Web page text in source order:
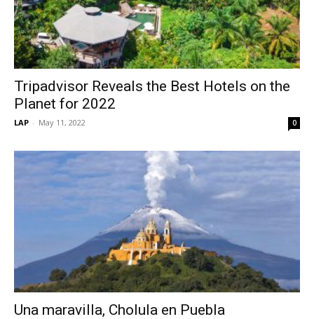
Tripadvisor Reveals the Best Hotels on the
Planet for 2022
LAP - May 11, 2022 0
Una maravilla, Cholula en Puebla